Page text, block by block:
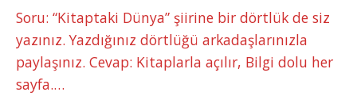
Soru: “Kitaptaki Dünya” şiirine bir dörtlük de siz
yazınız. Yazdığınız dörtlüğü arkadaşlarınızla
paylaşınız. Cevap: Kitaplarla açılır, Bilgi dolu her
sayfa.…